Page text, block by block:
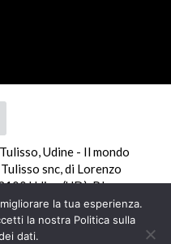
Udine - Il mondo
snc, di Lorenzo
Udine (UD). P.Iva
la tua esperienza.
la nostra Politica sulla
dati.